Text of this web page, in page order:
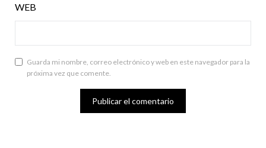
WEB
Guarda mi nombre, correo electrónico y web en este navegador para la
próxima vez que comente.